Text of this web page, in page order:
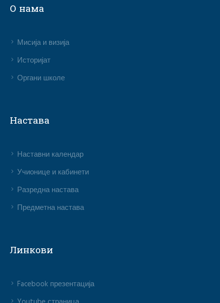
О нама
Мисија и визија
Историјат
Органи школе
Настава
Наставни календар
Учионице и кабинети
Разредна настава
Предметна настава
Линкови
Facebook презентација